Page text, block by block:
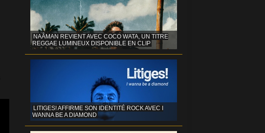
NAÂMAN REVIENT AVEC COCO WATA, UN TITRE
REGGAE LUMINEUX DISPONIBLE EN CLIP
LITIGES! AFFIRME SON IDENTITÉ ROCK AVEC I
WANNA BE A DIAMOND